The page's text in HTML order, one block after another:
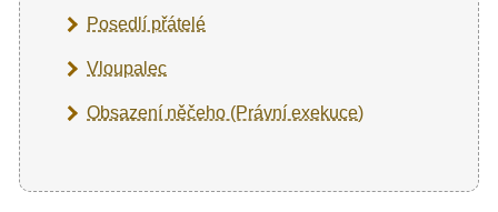
Posedlí přátelé
Vloupalec
Obsazení něčeho (Právní exekuce)